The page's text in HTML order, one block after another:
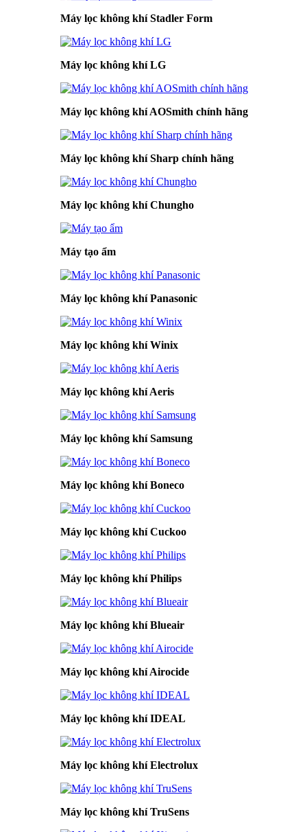
Máy lọc không khí Stadler Form
Máy lọc không khí LG
Máy lọc không khí AOSmith chính hãng
Máy lọc không khí Sharp chính hãng
Máy lọc không khí Chungho
Máy tạo ẩm
Máy lọc không khí Panasonic
Máy lọc không khí Winix
Máy lọc không khí Aeris
Máy lọc không khí Samsung
Máy lọc không khí Boneco
Máy lọc không khí Cuckoo
Máy lọc không khí Philips
Máy lọc không khí Blueair
Máy lọc không khí Airocide
Máy lọc không khí IDEAL
Máy lọc không khí Electrolux
Máy lọc không khí TruSens